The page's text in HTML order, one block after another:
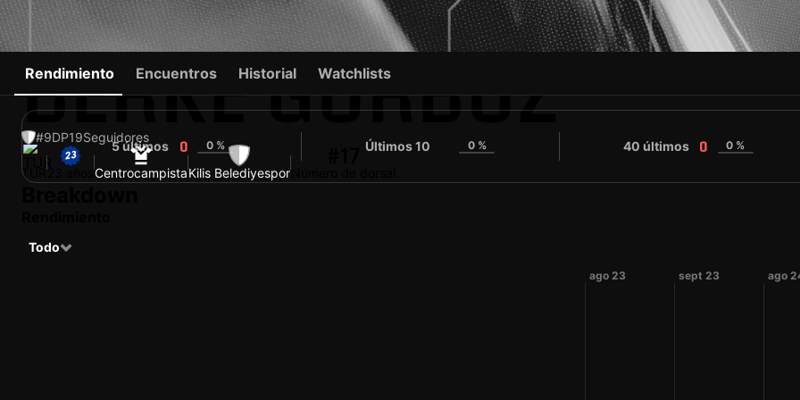
BERKE GÜRBÜZ
#9DP19Seguidores
TUR CentrocampistaKilis Belediyespor
Rendimiento Encuentros Historial Watchlists
5 últimos 0 0 % Últimos 10 0 % 40 últimos 0 0 %
Todo
ago 23 sept 23 ago